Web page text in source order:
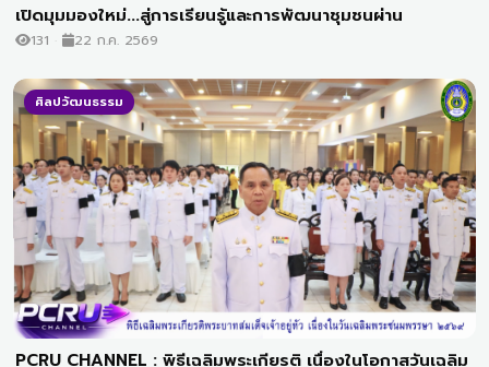
เปิดมุมมองใหม่...สู่การเรียนรู้และการพัฒนาชุมชนผ่าน
131 22 ก.ค. 2569
ศิลปวัฒนธรรม
PCRU CHANNEL : พิธีเฉลิมพระเกียรติ เนื่องในโอกาสวันเฉลิม